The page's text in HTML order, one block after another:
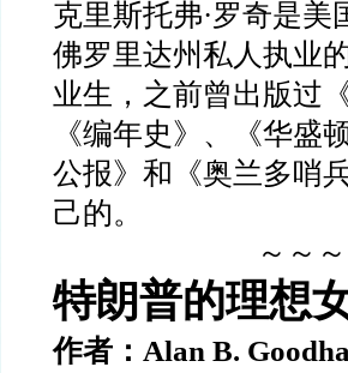
克里斯托弗·罗奇是美
佛罗里达州私人执业
业生，之前曾出版过
《编年史》、《华盛
公报》和《奥兰多哨
己的。
～～
特朗普的理想
作者： Alan B.